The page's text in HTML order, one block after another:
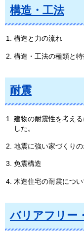
構造・工法
構造と力の流れ
構造・工法の種類と
耐震
建物の耐震性を考え
した。
地震に強い家づくり
免震構造
木造住宅の耐震につい
バリアフリー